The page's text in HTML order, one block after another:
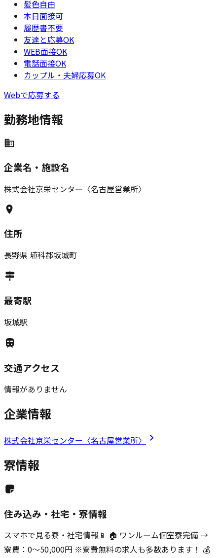
髪色自由
本日面接可
履歴書不要
友達と応募OK
WEB面接OK
電話面接OK
カップル・夫婦応募OK
Webで応募する
勤務地情報
企業名・施設名
株式会社京栄センター〈名古屋営業所〉
住所
長野県 埴科郡坂城町
最寄駅
坂城駅
交通アクセス
情報がありません
企業情報
株式会社京栄センター〈名古屋営業所〉
寮情報
住み込み・社宅・寮情報
スマホで見る寮・社宅情報📱 🏠 ワンルーム個室寮完備 →
寮費：0～50,000円 ※寮費無料の求人も多数あります！ 💰